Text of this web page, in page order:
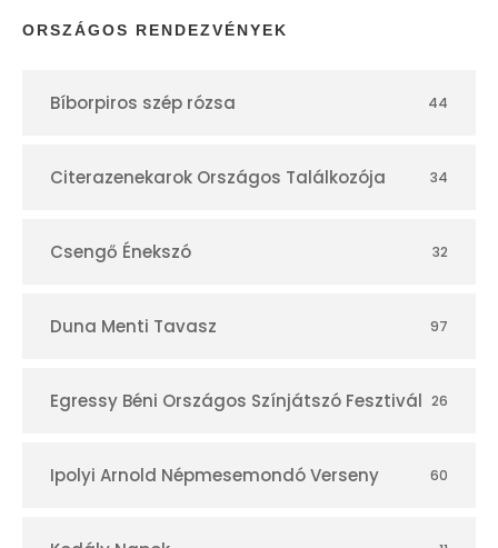
p
r
ORSZÁGOS RENDEZVÉNYEK
Bíborpiros szép rózsa 44
Citerazenekarok Országos Találkozója 34
Csengő Énekszó 32
Duna Menti Tavasz 97
Egressy Béni Országos Színjátszó Fesztivál 26
Ipolyi Arnold Népmesemondó Verseny 60